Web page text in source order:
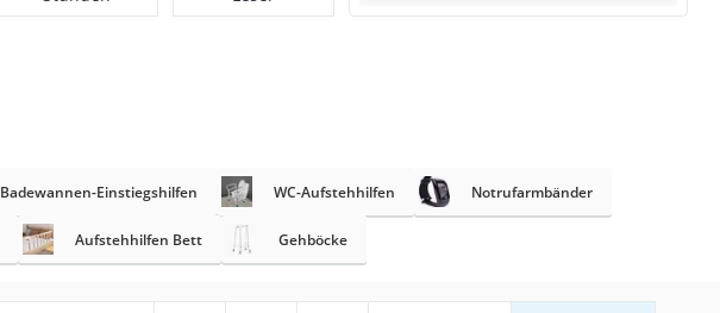
Badewannen-Einstiegshilfen WC-Aufstehhilfen Notrufarmbänder
Aufstehhilfen Bett Gehböcke